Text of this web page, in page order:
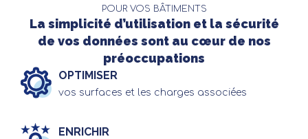
POUR VOS BÂTIMENTS
La simplicité d’utilisation et la sécurité
de vos données sont au cœur de nos
préoccupations
OPTIMISER
vos surfaces et les charges associées
ENRICHIR